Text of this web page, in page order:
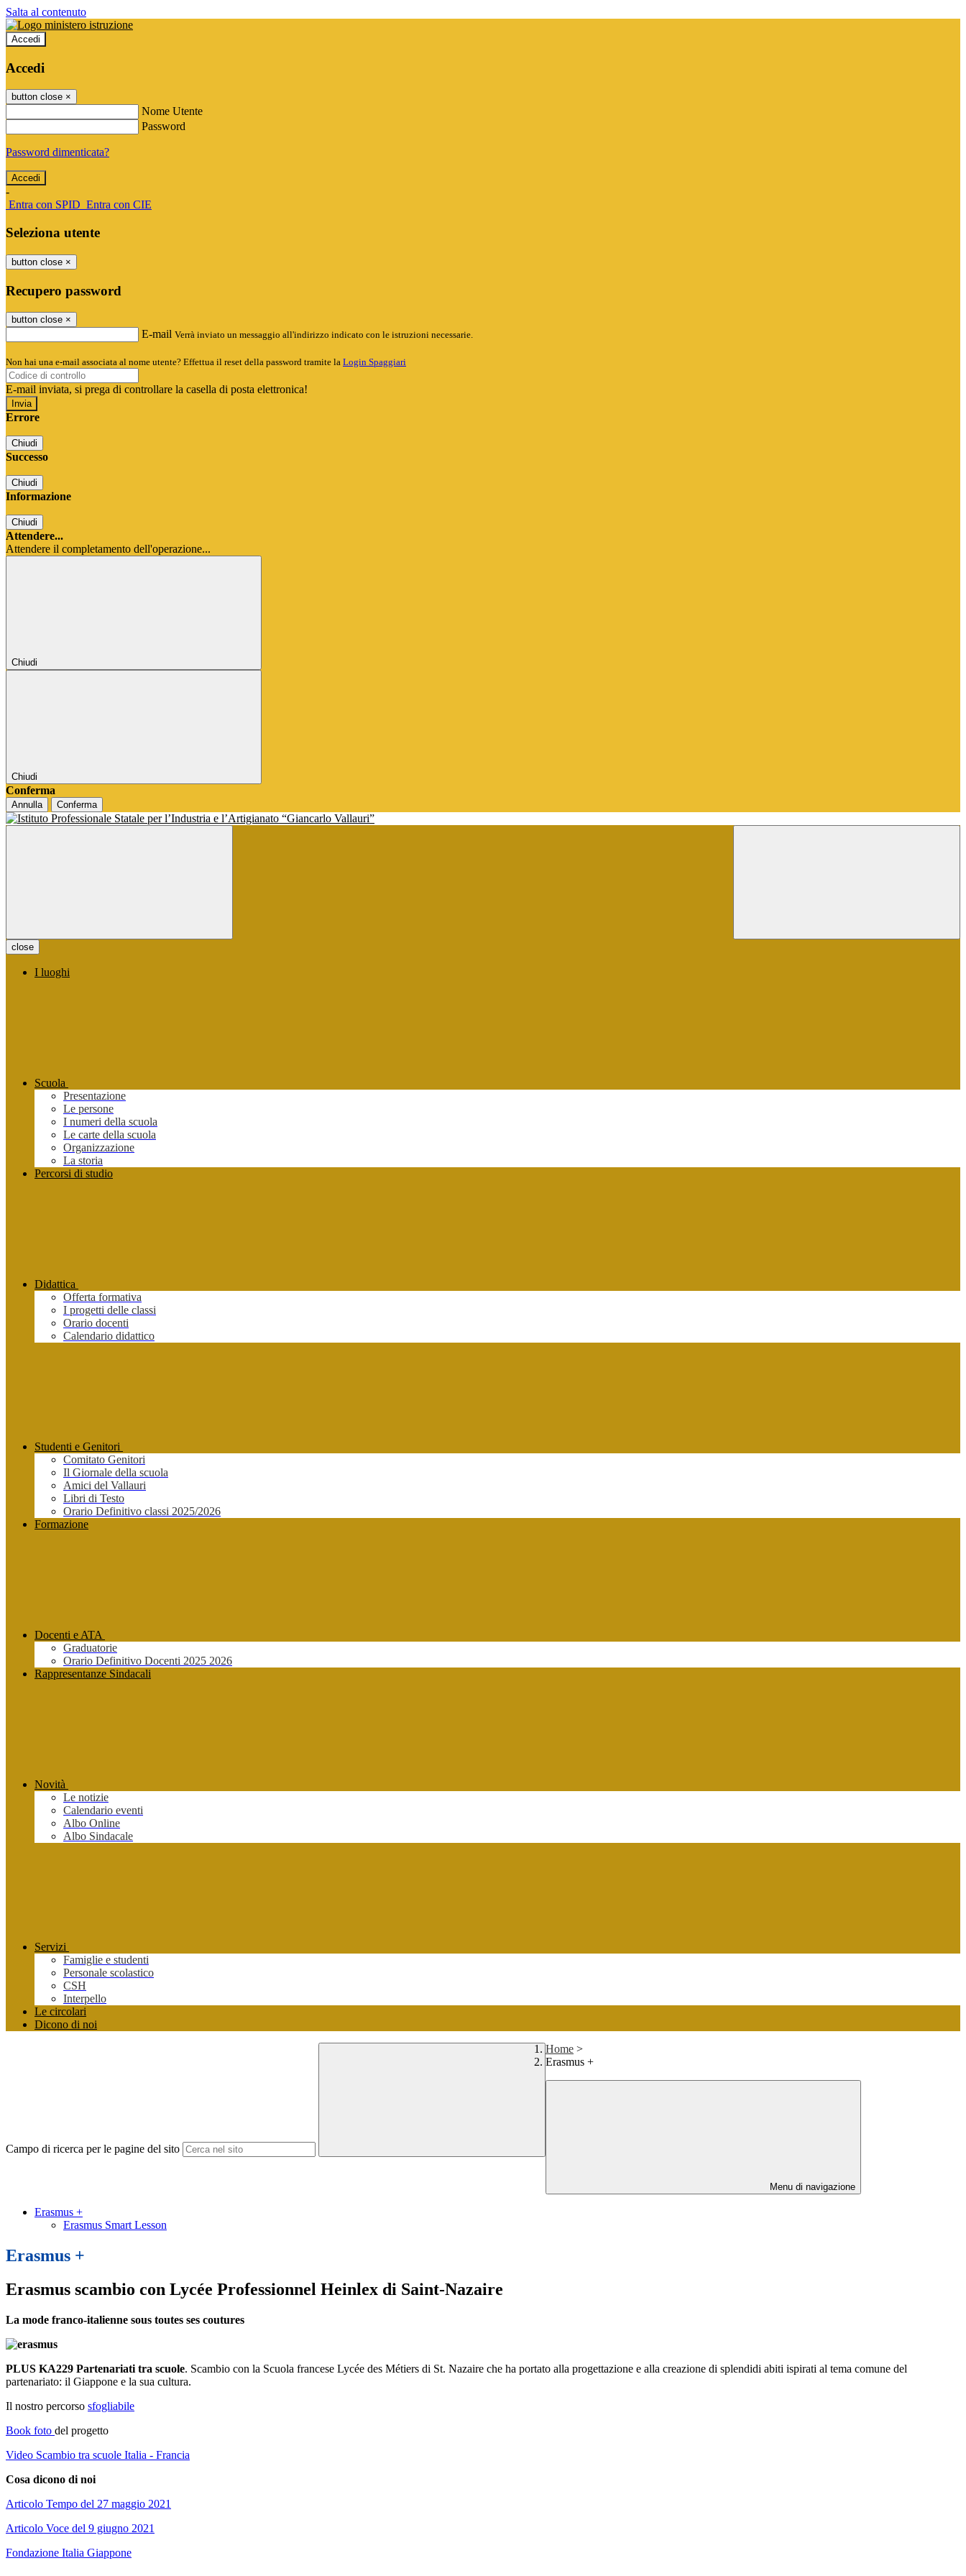
Salta al contenuto
Accedi
Accedi
button close ×
Nome Utente
Password
Password dimenticata?
-
Entra con SPID Entra con CIE
Seleziona utente
button close ×
Recupero password
button close ×
E-mail Verrà inviato un messaggio all'indirizzo indicato con le istruzioni necessarie.
Non hai una e-mail associata al nome utente? Effettua il reset della password tramite la Login Spaggiari
E-mail inviata, si prega di controllare la casella di posta elettronica!
Errore
Chiudi
Successo
Chiudi
Informazione
Chiudi
Attendere...
Attendere il completamento dell'operazione...
Chiudi
Chiudi
Conferma
Annulla Conferma
close
I luoghi
Scuola
Presentazione
Le persone
I numeri della scuola
Le carte della scuola
Organizzazione
La storia
Percorsi di studio
Didattica
Offerta formativa
I progetti delle classi
Orario docenti
Calendario didattico
Studenti e Genitori
Comitato Genitori
Il Giornale della scuola
Amici del Vallauri
Libri di Testo
Orario Definitivo classi 2025/2026
Formazione
Docenti e ATA
Graduatorie
Orario Definitivo Docenti 2025 2026
Rappresentanze Sindacali
Novità
Le notizie
Calendario eventi
Albo Online
Albo Sindacale
Servizi
Famiglie e studenti
Personale scolastico
CSH
Interpello
Le circolari
Dicono di noi
Campo di ricerca per le pagine del sito
Home >
Erasmus +
Menu di navigazione
Erasmus +
Erasmus Smart Lesson
Erasmus +
Erasmus scambio con Lycée Professionnel Heinlex di Saint-Nazaire
La mode franco-italienne sous toutes ses coutures
PLUS KA229 Partenariati tra scuole. Scambio con la Scuola francese Lycée des Métiers di St. Nazaire che ha portato alla progettazione e alla creazione di splendidi abiti ispirati al tema comune del
partenariato: il Giappone e la sua cultura.
Il nostro percorso sfogliabile
Book foto del progetto
Video Scambio tra scuole Italia - Francia
Cosa dicono di noi
Articolo Tempo del 27 maggio 2021
Articolo Voce del 9 giugno 2021
Fondazione Italia Giappone